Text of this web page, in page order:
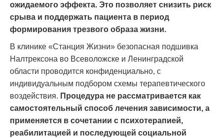
ожидаемого эффекта. Это позволяет снизить риск
срыва и поддержать пациента в период
формирования трезвого образа жизни.
В клинике «Станция Жизни» безопасная подшивка
Налтрексона во Всеволожске и Ленинградской
области проводится конфиденциально, с
индивидуальным подбором схемы терапевтического
воздействия. Процедура не рассматривается как
самостоятельный способ лечения зависимости, а
применяется в сочетании с психотерапией,
реабилитацией и последующей социальной